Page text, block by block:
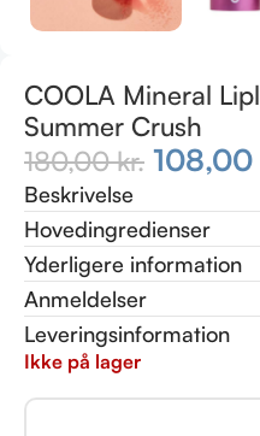
COOLA Mineral
Summer Crush
180,00kr. 108,00
Beskrivelse
Hovedingredienser
Yderligere information
Anmeldelser
Leveringsinformation
Ikke på lager